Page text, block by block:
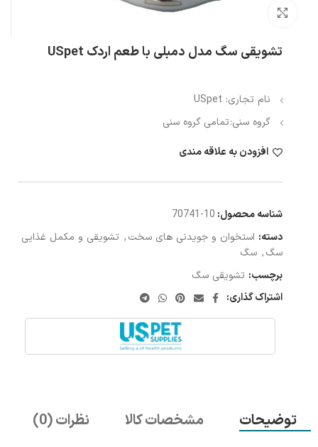
تشویقی سگ مدل دمبلی با طعم اردک USpet
نام تجاری: USpet
گروه سنی:تمامی گروه سنی
افزودن به علاقه مندی
شناسه محصول: 10-70741
دسته: استخوان و جویدنی های سخت, تشویقی و مکمل غذایی
سگ, سگ
برچسب: تشویقی سگ
اشتراک گذاری:
توضیحات مشخصات کالا نظرات (0)